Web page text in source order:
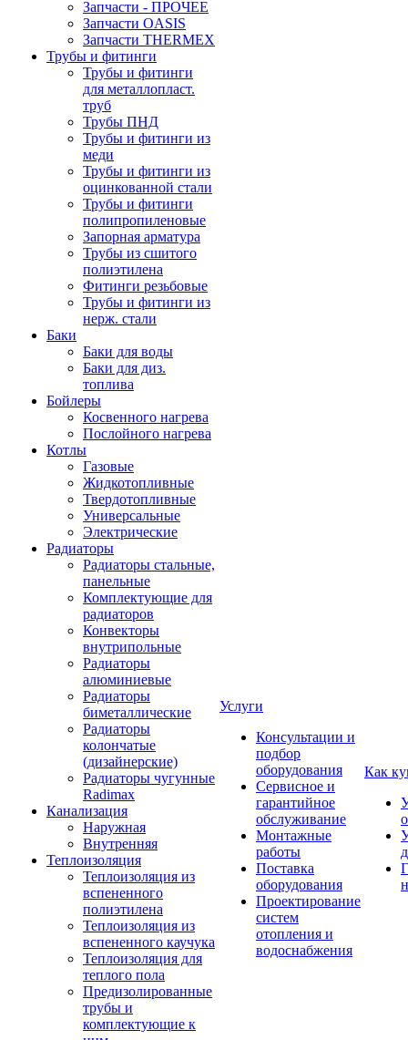
Запчасти - ПРОЧЕЕ
Запчасти OASIS
Запчасти THERMEX
Трубы и фитинги
Трубы и фитинги
для металлопласт.
труб
Трубы ПНД
Трубы и фитинги из
меди
Трубы и фитинги из
оцинкованной стали
Трубы и фитинги
полипропиленовые
Запорная арматура
Трубы из сшитого
полиэтилена
Фитинги резьбовые
Трубы и фитинги из
нерж. стали
Баки
Баки для воды
Баки для диз.
топлива
Бойлеры
Косвенного нагрева
Послойного нагрева
Котлы
Газовые
Жидкотопливные
Твердотопливные
Универсальные
Электрические
Радиаторы
Радиаторы стальные,
панельные
Комплектующие для
радиаторов
Конвекторы
внутрипольные
Радиаторы
алюминиевые
Радиаторы
биметаллические
Радиаторы
колончатые
(дизайнерские)
Радиаторы чугунные
Radimax
Канализация
Наружная
Внутренняя
Теплоизоляция
Теплоизоляция из
вспененного
полиэтилена
Теплоизоляция из
вспененного каучука
Теплоизоляция для
теплого пола
Предизолированные
трубы и
комплектующие к
Услуги
Консультации и
подбор
оборудования
Сервисное и
гарантийное
обслуживание
Монтажные
работы
Поставка
оборудования
Проектирование
систем
отопления и
водоснабжения
Как